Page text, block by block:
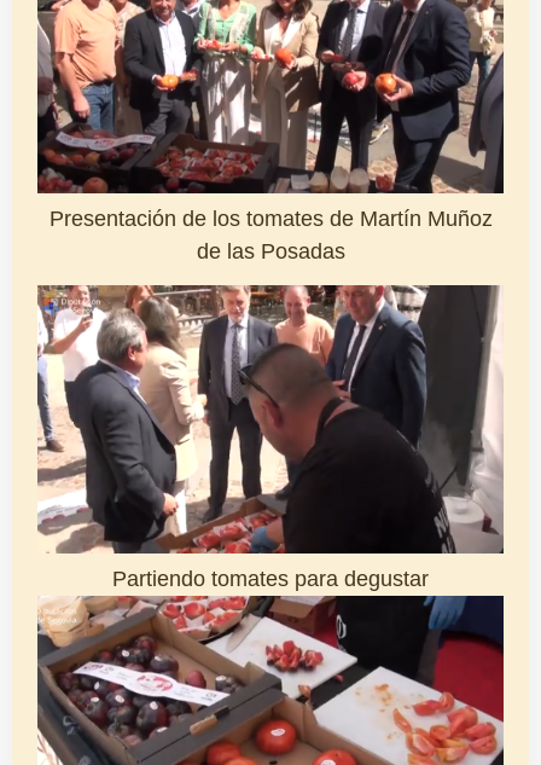
Presentación de los tomates de Martín Muñoz
de las Posadas
Partiendo tomates para degustar